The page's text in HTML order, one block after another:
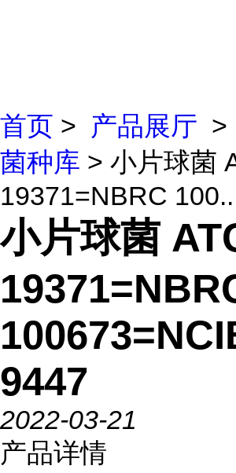
首页 > 产品展厅 >
菌种库 > 小片球菌
19371=NBRC
小片球菌
9447
2022-03-21
产品详情